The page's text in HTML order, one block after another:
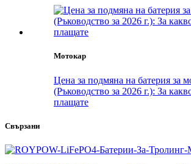
Мотокар
Цена за подмяна на батерия за
(Ръководство за 2026 г.): За
плащате
Свързани